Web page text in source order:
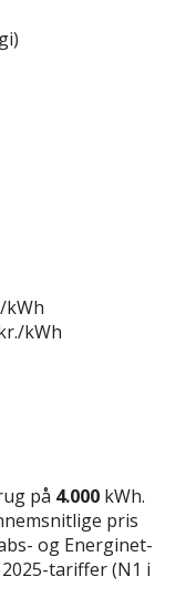
kWh
kWh
på 4.000 kWh.
pris
og Energinet-
tariffer (N1 i